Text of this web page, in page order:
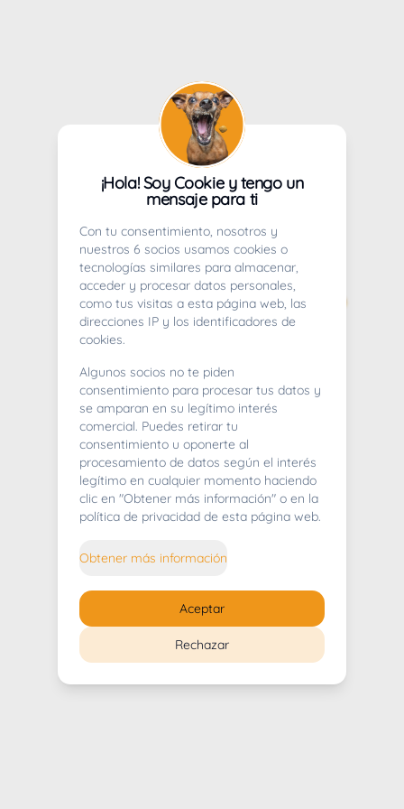
404
Whoops! Lo sentimos mucho.
¡Hola! Soy Cookie y tengo un
mensaje para ti
Con tu consentimiento, nosotros y
nuestros 6 socios usamos cookies o
tecnologías similares para almacenar,
acceder y procesar datos personales,
como tus visitas a esta página web, las
direcciones IP y los identificadores de
cookies.
Algunos socios no te piden
consentimiento para procesar tus datos y
se amparan en su legítimo interés
comercial. Puedes retirar tu
consentimiento u oponerte al
procesamiento de datos según el interés
legítimo en cualquier momento haciendo
clic en "Obtener más información" o en la
política de privacidad de esta página web.
Obtener más información
Rechazar
Aceptar